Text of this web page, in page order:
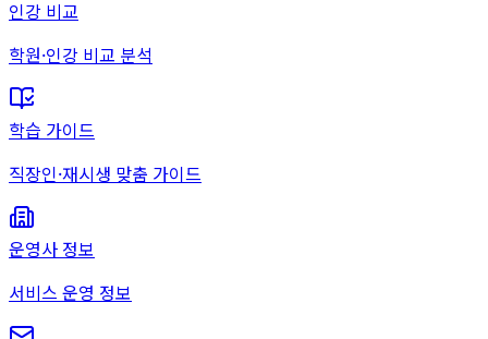
인강 비교
학원·인강 비교 분석
학습 가이드
직장인·재시생 맞춤 가이드
운영사 정보
서비스 운영 정보